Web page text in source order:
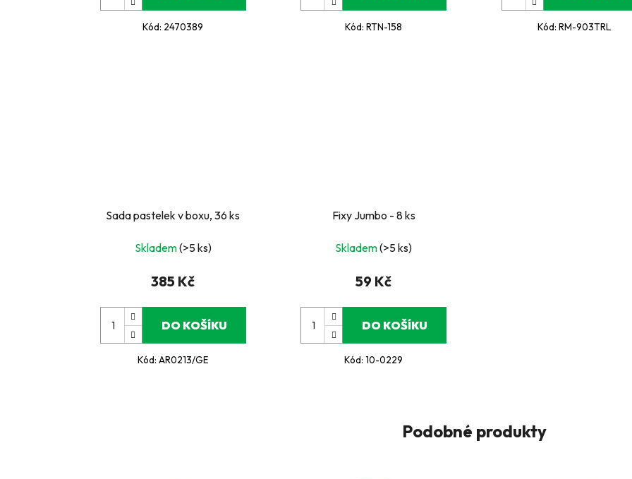
Kód: 2470389 Kód:RTN-158 Kód:RM-903TRL
Sada pastelek v boxu, 36 ks
Skladem(>5 ks)
385 Kč
DO KOŠÍKU
Kód:AR0213/GE
Fixy Jumbo - 8 ks
Skladem(>5 ks)
59 Kč
DO KOŠÍKU
Kód:10-0229
Podobné produkty